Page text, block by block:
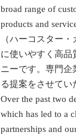
broad range of
products and
（ハーコスター
に使いやすく高品
ニーです。専門企
る提案をさせてい
Over the past two
which has led to a
partnerships and